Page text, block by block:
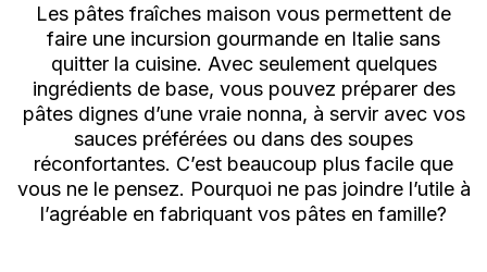
Les pâtes fraîches maison vous permettent de
faire une incursion gourmande en Italie sans
quitter la cuisine. Avec seulement quelques
ingrédients de base, vous pouvez préparer des
pâtes dignes d’une vraie nonna, à servir avec vos
sauces préférées ou dans des soupes
réconfortantes. C’est beaucoup plus facile que
vous ne le pensez. Pourquoi ne pas joindre l’utile à
l’agréable en fabriquant vos pâtes en famille?